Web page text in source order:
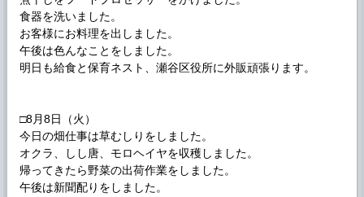
食器を洗いました。
お客様にお料理を出しました。
午後は色んなことをしました。
明日も給食と保育ネスト、瀬谷区役所に外販頑張ります。
□8月8日（火）
今日の畑仕事は草むしりをしました。
オクラ、しし唐、モロヘイヤを収穫しました。
帰ってきたら野菜の出荷作業をしました。
午後は新聞配りをしました。